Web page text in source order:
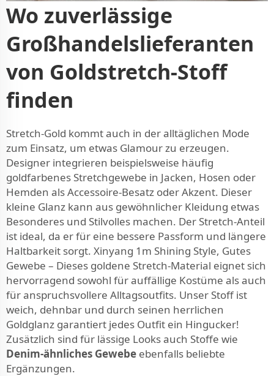
Wo zuverlässige
Großhandelslieferanten
von Goldstretch-Stoff
finden
Stretch-Gold kommt auch in der alltäglichen Mode
zum Einsatz, um etwas Glamour zu erzeugen.
Designer integrieren beispielsweise häufig
goldfarbenes Stretchgewebe in Jacken, Hosen oder
Hemden als Accessoire-Besatz oder Akzent. Dieser
kleine Glanz kann aus gewöhnlicher Kleidung etwas
Besonderes und Stilvolles machen. Der Stretch-Anteil
ist ideal, da er für eine bessere Passform und längere
Haltbarkeit sorgt. Xinyang 1m Shining Style, Gutes
Gewebe – Dieses goldene Stretch-Material eignet sich
hervorragend sowohl für auffällige Kostüme als auch
für anspruchsvollere Alltagsoutfits. Unser Stoff ist
weich, dehnbar und durch seinen herrlichen
Goldglanz garantiert jedes Outfit ein Hingucker!
Zusätzlich sind für lässige Looks auch Stoffe wie
Denim-ähnliches Gewebe ebenfalls beliebte
Ergänzungen.